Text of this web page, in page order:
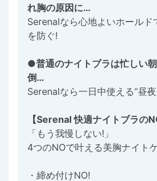
れ胸の原因に…
Serenalなら心地よいホールド
を防ぐ!
●普通のナイトブラは忙しい
倒…
Serenalなら一日中使える“昼
【Serenal 快適ナイトブラの
「もう我慢しない!」
4つのNOで叶える美胸ナイトケ
・締め付けNO!